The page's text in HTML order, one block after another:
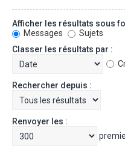
Afficher les résultats sous
Messages
Sujets
Classer les résultats par :
Rechercher depuis :
Renvoyer les :